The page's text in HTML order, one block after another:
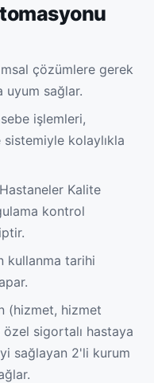
çözümlere gerek
uyum sağlar.
işlemleri,
sistemiyle kolaylıkla
Kalite
kontrol
kullanma tarihi
(hizmet, hizmet
sigortalı hastaya
sağlayan 2'li kurum